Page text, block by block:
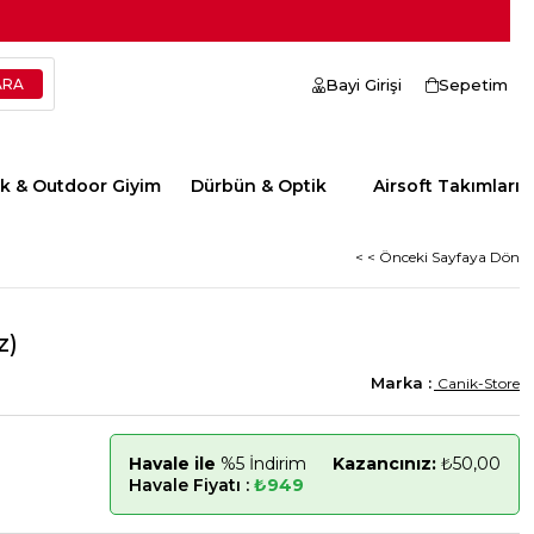
& Outdoor Giyim Dürbün & Optik Airsoft Takımları
Sepetim
Bayi Girişi
< < Önceki Sayfaya Dön
Canik-Store
Havale ile %5 İndirim Kazancınız: ₺50,00
Havale Fiyatı : ₺949